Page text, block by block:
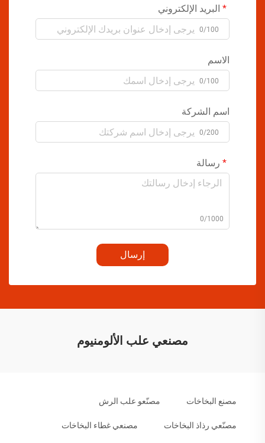
البريد الإلكتروني
0/100
الاسم
0/100
اسم الشركة
0/200
رسالة
0/1000
إرسال
مصنعي علب الألومنيوم
مصنع البخاخات مصنّعو علب الرش
مصنّعي رذاذ البخاخات مصنعي غطاء البخاخات